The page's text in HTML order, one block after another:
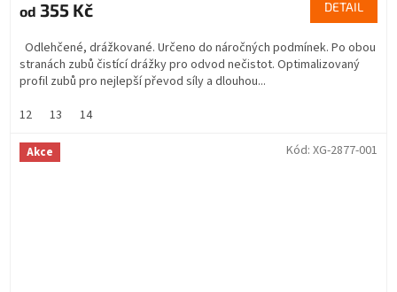
od 355 Kč DETAIL
Odlehčené, drážkované. Určeno do náročných podmínek. Po obou
stranách zubů čistící drážky pro odvod nečistot. Optimalizovaný
profil zubů pro nejlepší převod síly a dlouhou...
12
13 14
Akce Kód: XG-2877-001